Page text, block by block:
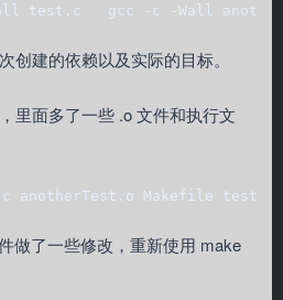
test.c   gcc -c -Wall
创建的依赖以及实际的目标。
里面多了一些 .o 文件和执行文
anotherTest.o Makefile test
做了一些修改，重新使用 make